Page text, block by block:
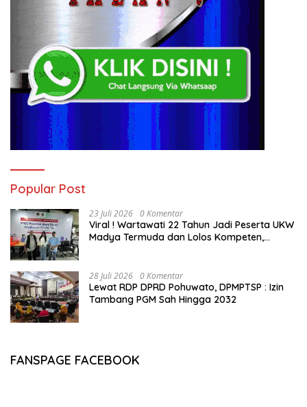
Popular Post
23 Juli 2026 0 Komentar
Viral ! Wartawati 22 Tahun Jadi Peserta UKW
Madya Termuda dan Lolos Kompeten,
28 Juli 2026 0 Komentar
Lewat RDP DPRD Pohuwato, DPMPTSP : Izin
Tambang PGM Sah Hingga 2032
FANSPAGE FACEBOOK